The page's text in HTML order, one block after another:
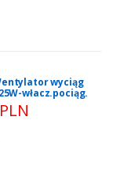
wyciąg
włacz.pociąg.